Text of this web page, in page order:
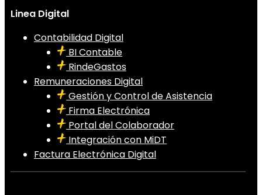
Linea Digital
Contabilidad Digital
BI Contable
RindeGastos
Remuneraciones Digital
Gestión y Control de Asistencia
Firma Electrónica
Portal del Colaborador
Integración con MiDT
Factura Electrónica Digital